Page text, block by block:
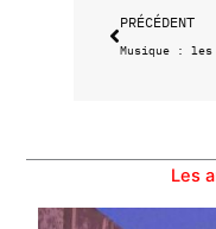
PRÉCÉDENT
Les